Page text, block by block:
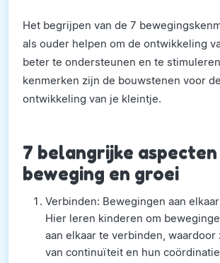
Het begrijpen van de 7
als ouder helpen om de ontwikkeling
beter te ondersteunen en te
kenmerken zijn de bouwstenen voor
ontwikkeling van je kleintje.
7 belangrijke
beweging en groei
Verbinden: Bewegingen aan
Hier leren kinderen om
aan elkaar te verbinden, waardoor
van continuïteit en hun